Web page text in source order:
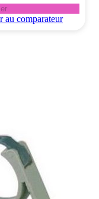
au comparateur